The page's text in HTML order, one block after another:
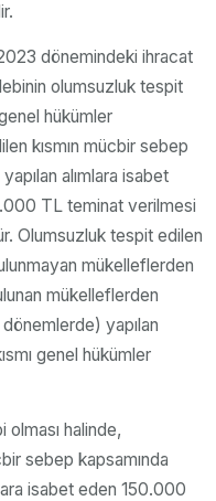
dönemindeki ihracat
olumsuzluk tespit
hükümler
kısmın mücbir sebep
alımlara isabet
TL teminat verilmesi
Olumsuzluk tespit edilen
mükelleflerden
mükelleflerden
yapılan
genel hükümler
olması halinde,
sebep kapsamında
isabet eden 150.000